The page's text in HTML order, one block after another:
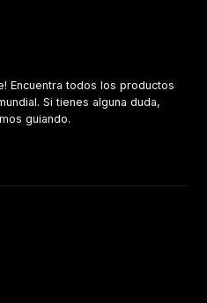
Encuentra todos los productos
Si tienes alguna duda,
guiando.